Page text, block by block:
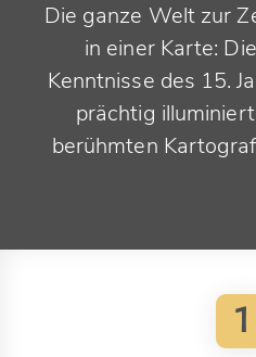
Die ganze Welt zur
in einer Karte:
Kenntnisse des 15.
prächtig
berühmten
1